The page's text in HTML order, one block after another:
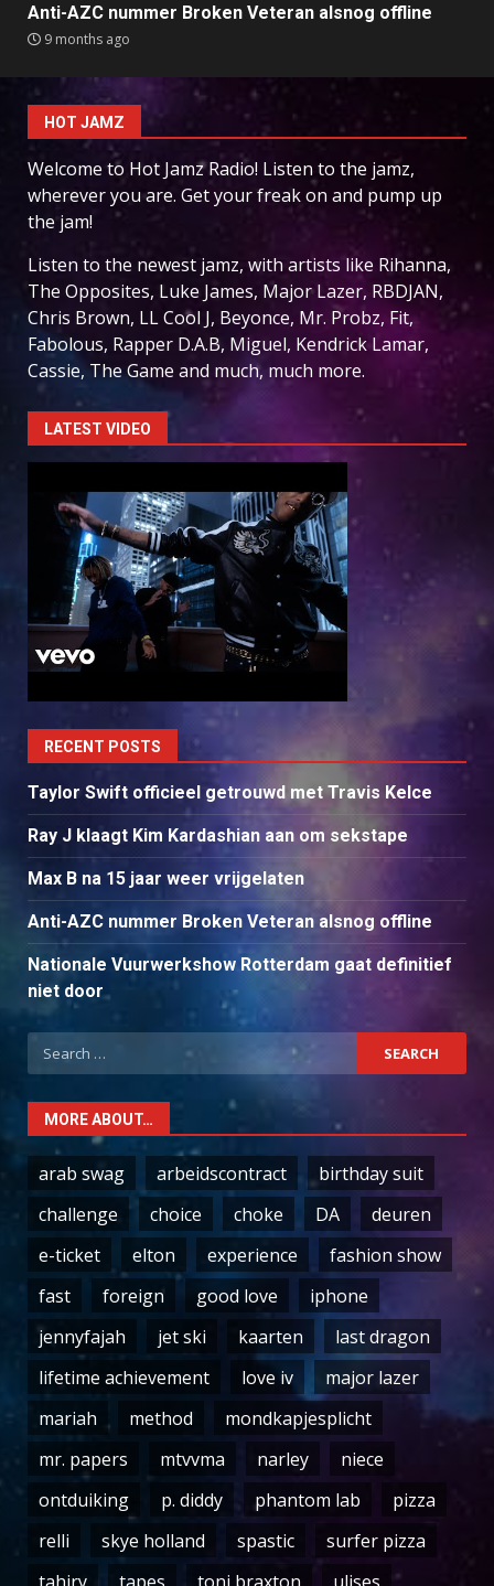
Anti-AZC nummer Broken Veteran alsnog offline
9 months ago
HOT JAMZ
Welcome to Hot Jamz Radio! Listen to the jamz,
wherever you are. Get your freak on and pump up
the jam!
Listen to the newest jamz, with artists like Rihanna,
The Opposites, Luke James, Major Lazer, RBDJAN,
Chris Brown, LL Cool J, Beyonce, Mr. Probz, Fit,
Fabolous, Rapper D.A.B, Miguel, Kendrick Lamar,
Cassie, The Game and much, much more.
LATEST VIDEO
RECENT POSTS
Taylor Swift officieel getrouwd met Travis Kelce
Ray J klaagt Kim Kardashian aan om sekstape
Max B na 15 jaar weer vrijgelaten
Anti-AZC nummer Broken Veteran alsnog offline
Nationale Vuurwerkshow Rotterdam gaat definitief
niet door
Search
for:
MORE ABOUT…
arab swag arbeidscontract
birthday suit
challenge
choice choke DA
deuren
e-ticket
elton experience
fashion show
fast
foreign good love
iphone
jennyfajah
jet ski kaarten
last dragon
lifetime achievement
love iv
major lazer
mariah
method
mondkapjesplicht
mr. papers
mtvvma narley
niece
ontduiking
p. diddy phantom lab
pizza
relli
skye holland spastic
surfer pizza
tahiry
tapes toni braxton ulises